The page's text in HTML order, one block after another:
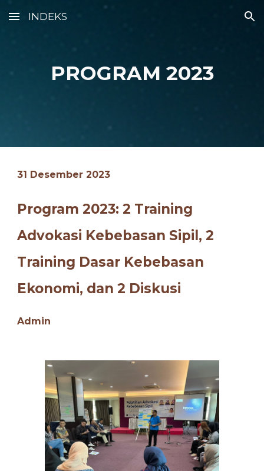
Skip to main content Skip to navigation
INDEKS
PROGRAM 2023
31 Desember 2023
Program 2023:2 Training
Advokasi Kebebasan Sipil, 2
Training Dasar Kebebasan
Ekonomi, dan2 Diskusi
Admin